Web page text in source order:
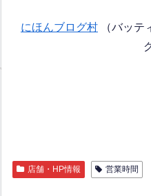
にほんブログ村 （バッテ
店舗・HP情報 営業時間